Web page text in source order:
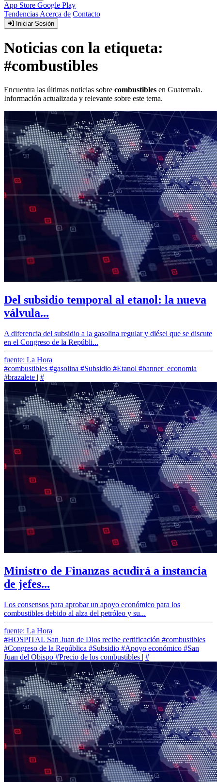
App Store Google Play
Tendencias Acerca de Contacto
Iniciar Sesión
Noticias con la etiqueta:
#combustibles
Encuentra las últimas noticias sobre combustibles en Guatemala.
Información actualizada y relevante sobre este tema.
Del subsidio temporal al etanol: la nueva
válvula...
A diferencia del subsidio a la gasolina regular y diésel que se discute
en el Congreso de la Repúbli...
fuente: La Hora
#combustibles #gasolina #Subsidio #Etanol #banner_economia
#brazalete | #
Ministro de Finanzas acudirá a instancia
de jefes...
Los consensos para aprobar un apoyo económico para los
combustibles debido al alza del petróleo y su...
fuente: La Hora
#HOSPITAL San Juan de Dios recibe certificación #combustibles
#Congreso de la República #Subsidio #Apoyo económico #San
Juan del Obispo #Precio de los combustibles | #